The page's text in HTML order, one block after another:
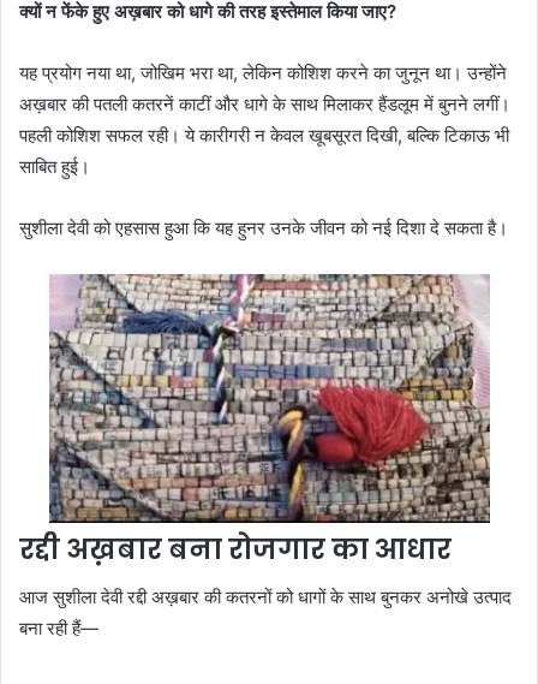
क्यों न फेंके हुए अख़बार को धागे की तरह इस्तेमाल किया जाए?
यह प्रयोग नया था, जोखिम भरा था, लेकिन कोशिश करने का जुनून था। उन्होंने
अख़बार की पतली कतरनें काटीं और धागे के साथ मिलाकर हैंडलूम में बुनने लगीं।
पहली कोशिश सफल रही। ये कारीगरी न केवल खूबसूरत दिखी, बल्कि टिकाऊ भी
साबित हुई।
सुशीला देवी को एहसास हुआ कि यह हुनर उनके जीवन को नई दिशा दे सकता है।
रद्दी अख़बार बना रोजगार का आधार
आज सुशीला देवी रद्दी अख़बार की कतरनों को धागों के साथ बुनकर अनोखे उत्पाद
बना रही हैं—